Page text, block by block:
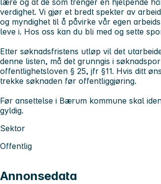
verdighet. Vi gjør et bredt spekter av
og myndighet til å påvirke vår egen
leve i. Hos oss kan du bli med og sette
Etter søknadsfristens utløp vil det
denne listen, må det grunngis i
offentlighetsloven § 25, jfr §11. Hvis ditt
trekke søknaden før offentliggjøring.
Før ansettelse i Bærum kommune skal
gyldig.
Sektor
Offentlig
Annonsedata